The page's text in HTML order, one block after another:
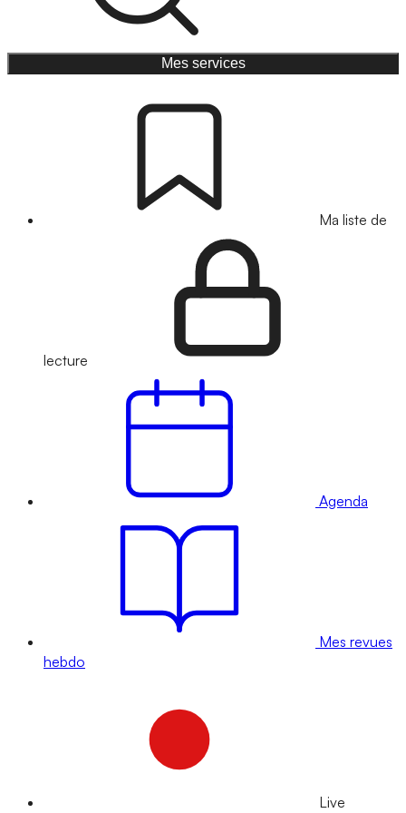
Mes services
Ma liste de
lecture
Agenda
Mes revues
hebdo
Live